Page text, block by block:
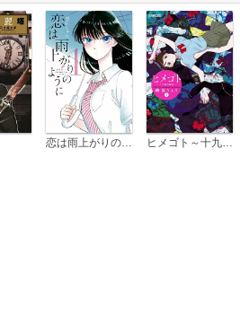
恋は雨上がりのように ヒメゴト～十九歳の制服～